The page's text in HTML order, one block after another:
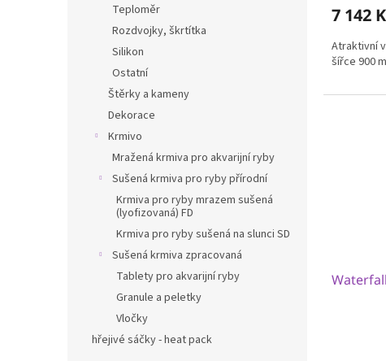
Teploměr
Rozdvojky, škrtítka
Silikon
Ostatní
Štěrky a kameny
Dekorace
Krmivo
Mražená krmiva pro akvarijní ryby
Sušená krmiva pro ryby přírodní
Krmiva pro ryby mrazem sušená
(lyofizovaná) FD
Krmiva pro ryby sušená na slunci SD
Sušená krmiva zpracovaná
Tablety pro akvarijní ryby
Granule a peletky
Vločky
hřejivé sáčky - heat pack
7 142
Atraktivní
šířce 900